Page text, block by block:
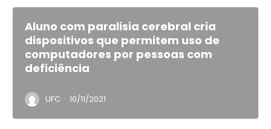
Aluno com paralisia cerebral cria
dispositivos que permitem uso de
computadores por pessoas com
deficiência
UFC · 10/11/2021